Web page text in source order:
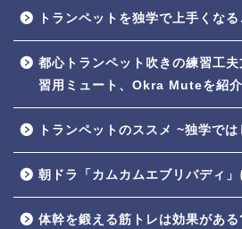
トランペットを独学で上手くな
都心トランペット吹きの練習工
習用ミュート、Okra Muteを紹介
トランペットのススメ ~独学で
朝ドラ「カムカムエブリバディ
体幹を鍛える筋トレは効果があ